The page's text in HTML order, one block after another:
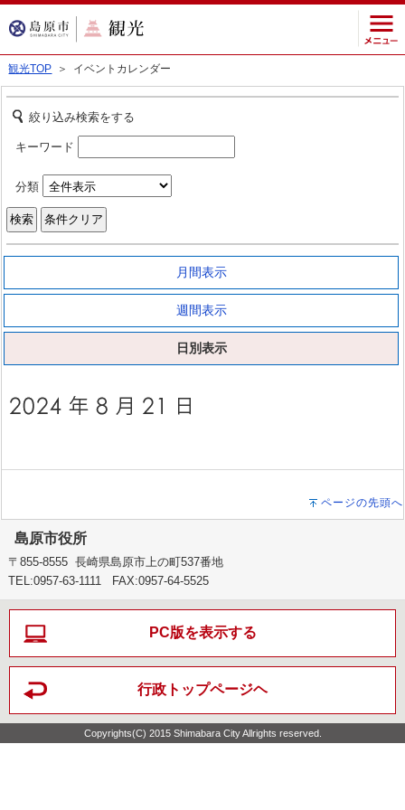
観光TOP ＞ イベントカレンダー
絞り込み検索をする
キーワード
分類
月間表示
週間表示
日別表示
ページの先頭へ
島原市役所
〒855-8555 長崎県島原市上の町537番地
TEL:0957-63-1111 FAX:0957-64-5525
PC版を表示する
行政トップページヘ
Copyrights(C) 2015 Shimabara City Allrights reserved.